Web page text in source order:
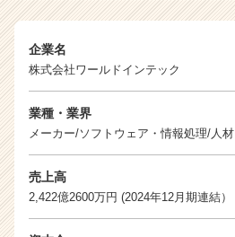
企業名
株式会社ワールドインテック
業種・業界
メーカー/ソフトウェア・情報処理/人材
売上高
2,422億2600万円 (2024年12月期連結）